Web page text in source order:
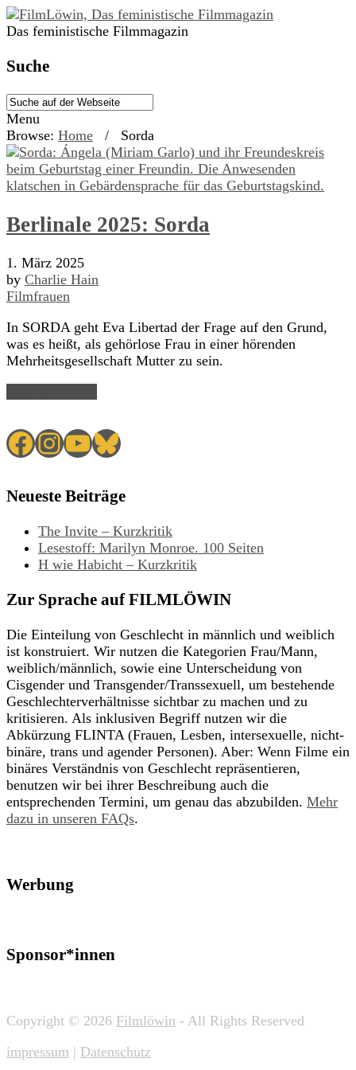
Das feministische Filmmagazin
Suche
Menu
Browse: Home / Sorda
Berlinale 2025: Sorda
1. März 2025
by Charlie Hain
Filmfrauen
In SORDA geht Eva Libertad der Frage auf den Grund,
was es heißt, als gehörlose Frau in einer hörenden
Mehrheitsgesellschaft Mutter zu sein.
Facebook
Instagram
YouTube
Bluesky
Neueste Beiträge
The Invite – Kurzkritik
Lesestoff: Marilyn Monroe. 100 Seiten
H wie Habicht – Kurzkritik
Zur Sprache auf FILMLÖWIN
Die Einteilung von Geschlecht in männlich und weiblich
ist konstruiert. Wir nutzen die Kategorien Frau/Mann,
weiblich/männlich, sowie eine Unterscheidung von
Cisgender und Transgender/Transsexuell, um bestehende
Geschlechterverhältnisse sichtbar zu machen und zu
kritisieren. Als inklusiven Begriff nutzen wir die
Abkürzung FLINTA (Frauen, Lesben, intersexuelle, nicht-
binäre, trans und agender Personen). Aber: Wenn Filme ein
binäres Verständnis von Geschlecht repräsentieren,
benutzen wir bei ihrer Beschreibung auch die
entsprechenden Termini, um genau das abzubilden. Mehr
dazu in unseren FAQs.
Werbung
Sponsor*innen
Copyright © 2026 Filmlöwin - All Rights Reserved
impressum | Datenschutz